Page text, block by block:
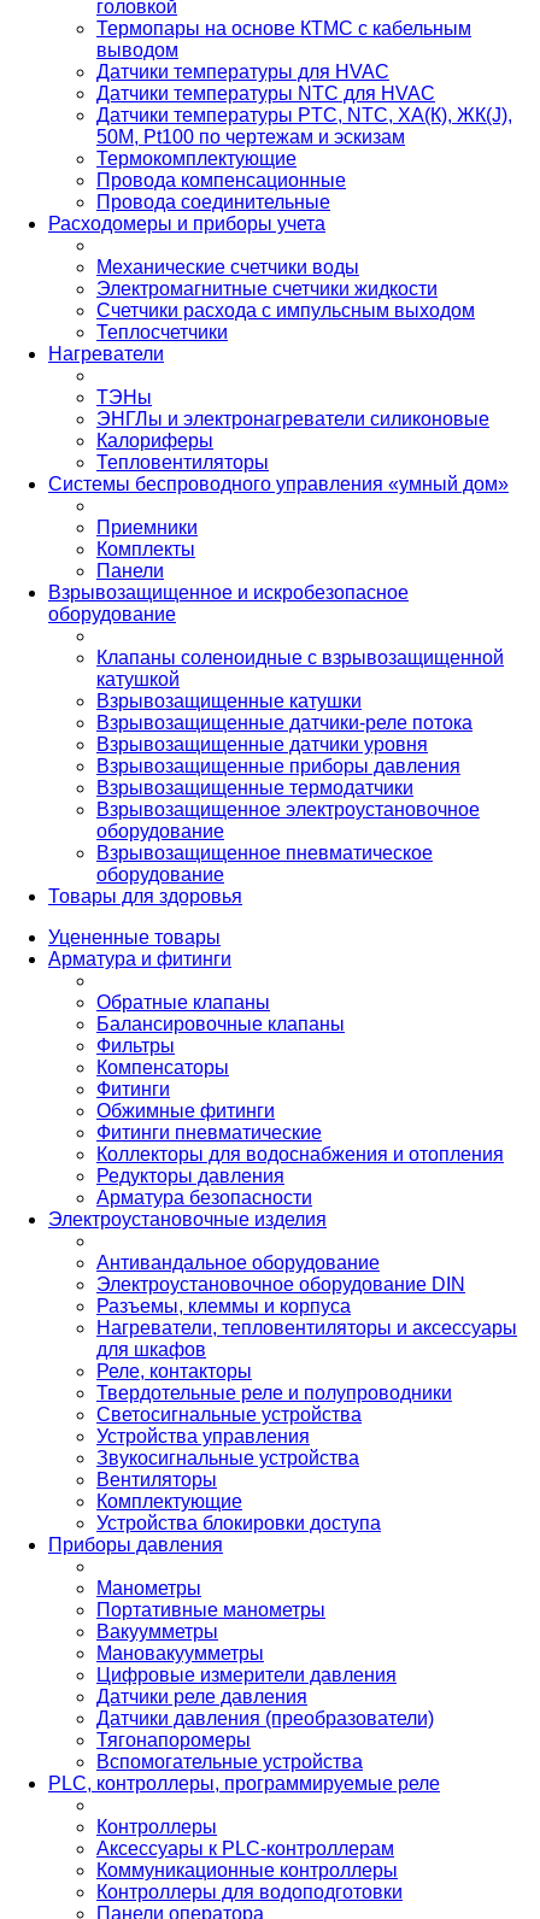
головкой
Термопары на основе КТМС с кабельным
выводом
Датчики температуры для HVAC
Датчики температуры NTC для HVAC
Датчики температуры PTС, NTC, ХА(К), ЖК(J),
50М, Pt100 по чертежам и эскизам
Термокомплектующие
Провода компенсационные
Провода соединительные
Расходомеры и приборы учета
Механические счетчики воды
Электромагнитные счетчики жидкости
Счетчики расхода с импульсным выходом
Теплосчетчики
Нагреватели
ТЭНы
ЭНГЛы и электронагреватели силиконовые
Калориферы
Тепловентиляторы
Системы беспроводного управления «умный дом»
Приемники
Комплекты
Панели
Взрывозащищенное и искробезопасное
оборудование
Клапаны соленоидные с взрывозащищенной
катушкой
Взрывозащищенные катушки
Взрывозащищенные датчики-реле потока
Взрывозащищенные датчики уровня
Взрывозащищенные приборы давления
Взрывозащищенные термодатчики
Взрывозащищенное электроустановочное
оборудование
Взрывозащищенное пневматическое
оборудование
Товары для здоровья
Уцененные товары
Арматура и фитинги
Обратные клапаны
Балансировочные клапаны
Фильтры
Компенсаторы
Фитинги
Обжимные фитинги
Фитинги пневматические
Коллекторы для водоснабжения и отопления
Редукторы давления
Арматура безопасности
Электроустановочные изделия
Антивандальное оборудование
Электроустановочное оборудование DIN
Разъемы, клеммы и корпуса
Нагреватели, тепловентиляторы и аксессуары
для шкафов
Реле, контакторы
Твердотельные реле и полупроводники
Светосигнальные устройства
Устройства управления
Звукосигнальные устройства
Вентиляторы
Комплектующие
Устройства блокировки доступа
Приборы давления
Манометры
Портативные манометры
Вакуумметры
Мановакуумметры
Цифровые измерители давления
Датчики реле давления
Датчики давления (преобразователи)
Тягонапоромеры
Вспомогательные устройства
PLС, контроллеры, программируемые реле
Контроллеры
Аксессуары к PLC-контроллерам
Коммуникационные контроллеры
Контроллеры для водоподготовки
Панели оператора